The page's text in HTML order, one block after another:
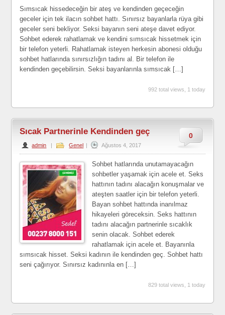
Sımsıcak hissedeceğin bir ateş ve kendinden geçeceğin
geceler için tek ilacın sohbet hattı. Sınırsız bayanlarla rüya gibi
geceler seni bekliyor. Seksi bayanın seni ateşe davet ediyor.
Sohbet ederek rahatlamak ve kendini sımsıcak hissetmek için
bir telefon yeterli. Rahatlamak isteyen herkesin abonesi olduğu
sohbet hatlarında sınırsızlığın tadını al. Bir telefon ile
kendinden geçebilirsin. Seksi bayanlarınla sımsıcak […]
992 total views, 1 today
0
Sıcak Partnerinle Kendinden geç
admin | Genel | Ağustos 4, 2017
Sohbet hatlarında unutamayacağın
sohbetler yaşamak için acele et. Seks
hattının tadını alacağın konuşmalar ve
ateşten saatler için bir telefon yeterli.
Bayan sohbet hattında inanılmaz
hikayeleri göreceksin. Seks hattının
tadını alacağın partnerinle sıcaklık
senin olacak. Sohbet ederek
rahatlamak için acele et. Bayanınla
sımsıcak hisset. Seksi kadının ile kendinden geç. Sohbet hattı
seni çağırıyor. Sınırsız kadınınla en […]
829 total views, 1 today